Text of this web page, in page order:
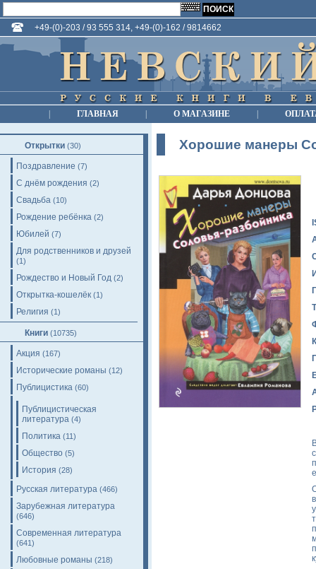
+49-(0)-203 / 93 555 314, +49-(0)-162 / 9814662
ГЛАВНАЯ О МАГАЗИНЕ
Открытки (30)
Поздравление (7)
С днём рождения (2)
Свадьба (10)
Рождение ребёнка (2)
Юбилей (7)
Для родственников и друзей
(1)
Рождество и Новый Год (2)
Открытка-кошелёк (1)
Религия (1)
Книги (10735)
Акция (167)
Исторические романы (12)
Публицистика (60)
Публицистическая
литература (4)
Политика (11)
Общество (5)
История (28)
Русская литература (466)
Зарубежная литература
(646)
Современная литература
(641)
Любовные романы (218)
Хорошие манеры